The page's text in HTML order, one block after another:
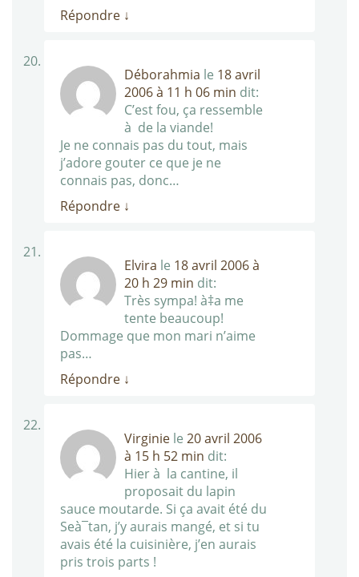
Répondre ↓
Déborahmia le 18 avril
2006 à 11 h 06 min dit:
C’est fou, ça ressemble
à de la viande!
Je ne connais pas du tout, mais
j’adore gouter ce que je ne
connais pas, donc…
Répondre ↓
Elvira le 18 avril 2006 à
20 h 29 min dit:
Très sympa! à‡a me
tente beaucoup!
Dommage que mon mari n’aime
pas…
Répondre ↓
Virginie le 20 avril 2006
à 15 h 52 min dit:
Hier à la cantine, il
proposait du lapin
sauce moutarde. Si ça avait été du
Seà¯tan, j’y aurais mangé, et si tu
avais été la cuisinière, j’en aurais
pris trois parts !